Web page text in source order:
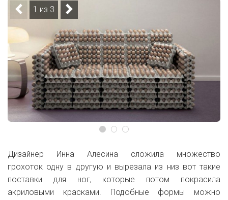
1 из 3
Дизайнер Инна Алесина сложила множество
грохоток одну в другую и вырезала из низ вот такие
поставки для ног, которые потом покрасила
акриловыми красками. Подобные формы можно